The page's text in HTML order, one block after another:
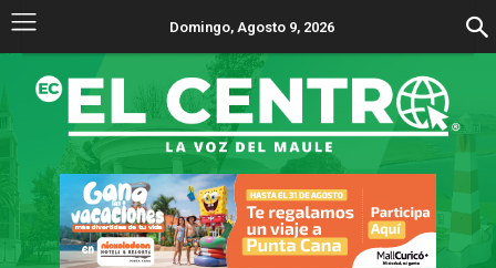
Domingo, Agosto 9, 2026